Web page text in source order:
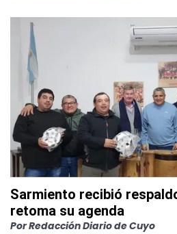
Sarmiento recibió
retoma su agenda
PorRedacción Diario de Cuyo